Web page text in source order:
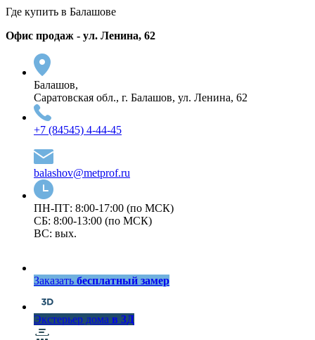
Где купить в Балашове
Офис продаж - ул. Ленина, 62
Балашов,
Саратовская обл., г. Балашов, ул. Ленина, 62
+7 (84545) 4-44-45
balashov@metprof.ru
ПН-ПТ: 8:00-17:00 (по МСК)
СБ: 8:00-13:00 (по МСК)
ВС: вых.
Заказать бесплатный замер
Экстерьер дома в 3Д